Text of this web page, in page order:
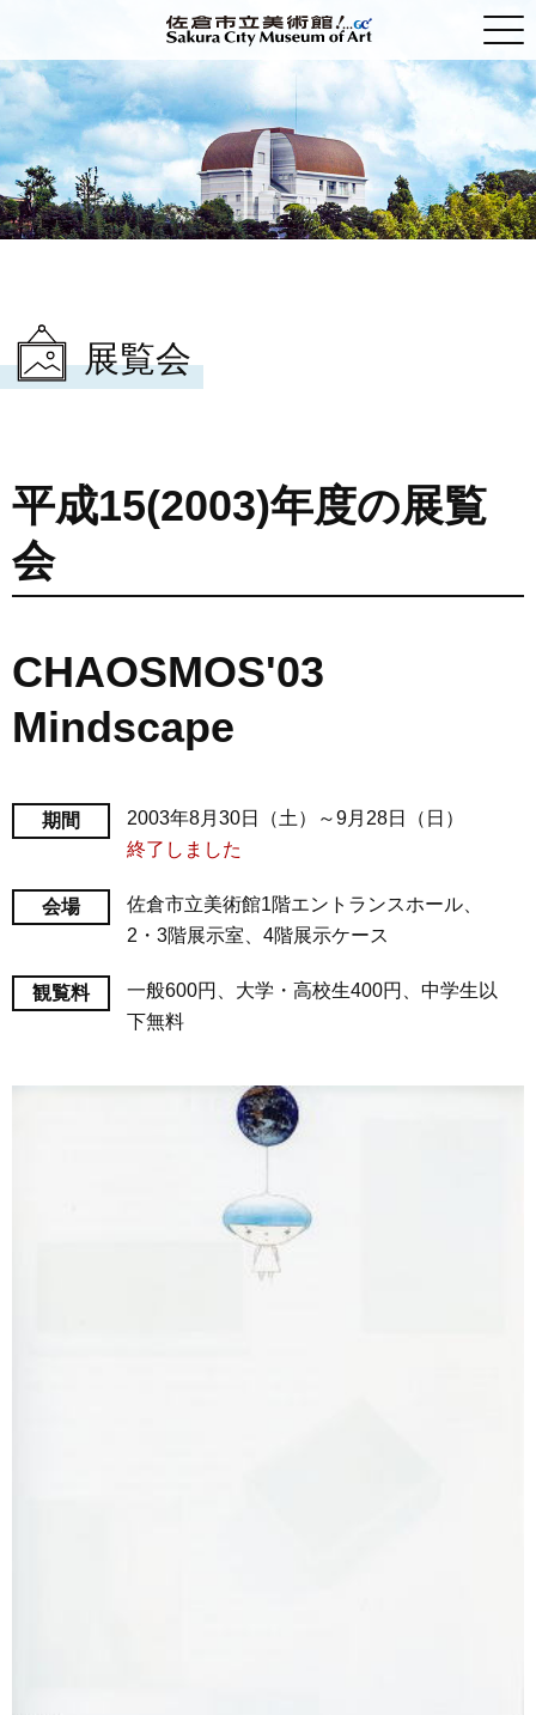
トップ
展覧会
利用案内・アクセス
展覧会
平成15(2003)年度の展覧
会
CHAOSMOS'03
Mindscape
期間
2003年8月30日（土）～9月28日（日）
終了しました
会場
佐倉市立美術館1階エントランスホール、
2・3階展示室、4階展示ケース
観覧料
一般600円、大学・高校生400円、中学生以
下無料